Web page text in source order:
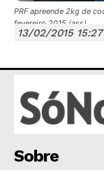
HOME
POLÍCIA
PRF apreende 2kg de
fevereiro 2015 (ass)
13/02/2015 15:27
Sobre